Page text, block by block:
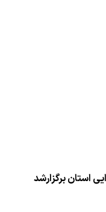
استان برگزارشد